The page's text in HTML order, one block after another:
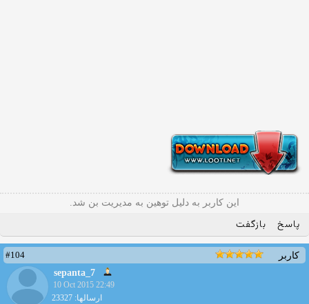
این کاربر به دلیل توهین به مدیریت بن شد.
پاسخ بازگفت
کاربر
#104
sepanta_7
10 Oct 2015 22:49
ارسالها: 23327